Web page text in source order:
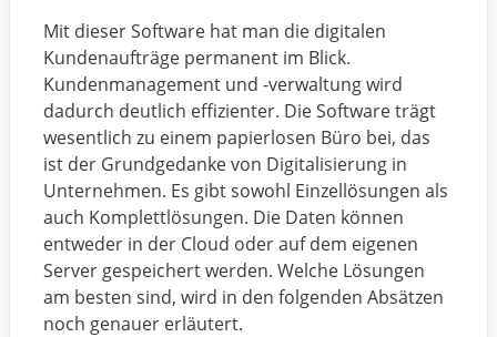
Mit dieser Software hat man die digitalen
Kundenaufträge permanent im Blick.
Kundenmanagement und -verwaltung wird
dadurch deutlich effizienter. Die Software trägt
wesentlich zu einem papierlosen Büro bei, das
ist der Grundgedanke von Digitalisierung in
Unternehmen. Es gibt sowohl Einzellösungen als
auch Komplettlösungen. Die Daten können
entweder in der Cloud oder auf dem eigenen
Server gespeichert werden. Welche Lösungen
am besten sind, wird in den folgenden Absätzen
noch genauer erläutert.